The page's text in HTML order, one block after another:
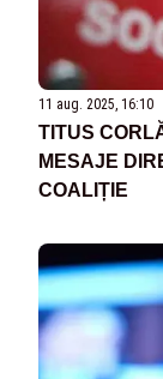
11 aug. 2025, 16:10
TITUS
MESAJE
COALIȚIE